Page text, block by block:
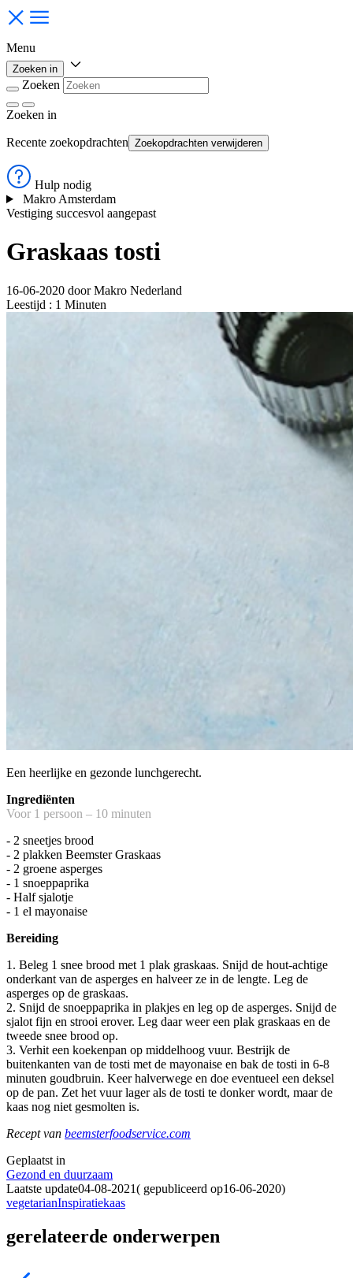
Menu
Zoeken in
Zoeken
Zoeken in
Recente zoekopdrachten Zoekopdrachten verwijderen
Hulp nodig
Makro Amsterdam
Vestiging succesvol aangepast
Graskaas tosti
16-06-2020 door Makro Nederland
Leestijd : 1 Minuten
Een heerlijke en gezonde lunchgerecht.
Ingrediënten
Voor 1 persoon – 10 minuten
- 2 sneetjes brood
- 2 plakken Beemster Graskaas
- 2 groene asperges
- 1 snoeppaprika
- Half sjalotje
- 1 el mayonaise
Bereiding
1. Beleg 1 snee brood met 1 plak graskaas. Snijd de hout-achtige
onderkant van de asperges en halveer ze in de lengte. Leg de
asperges op de graskaas.
2. Snijd de snoeppaprika in plakjes en leg op de asperges. Snijd de
sjalot fijn en strooi erover. Leg daar weer een plak graskaas en de
tweede snee brood op.
3. Verhit een koekenpan op middelhoog vuur. Bestrijk de
buitenkanten van de tosti met de mayonaise en bak de tosti in 6-8
minuten goudbruin. Keer halverwege en doe eventueel een deksel
op de pan. Zet het vuur lager als de tosti te donker wordt, maar de
kaas nog niet gesmolten is.
Recept van beemsterfoodservice.com
Geplaatst in
Gezond en duurzaam
Laatste update04-08-2021( gepubliceerd op16-06-2020)
vegetarianInspiratiekaas
gerelateerde onderwerpen